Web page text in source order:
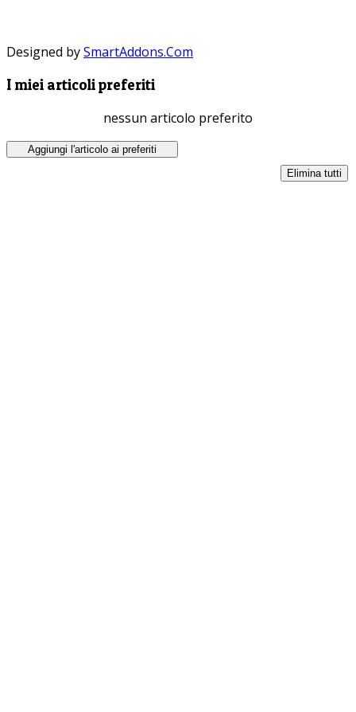
Designed bySmartAddons.Com
I miei articoli preferiti
nessun articolo preferito